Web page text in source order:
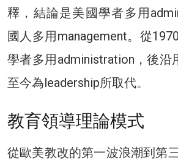
釋，結論是美國學者多用
國人多用management。從
學者多用administration，後沿
至今為leadership所取代。
教育領導理論模式
從歐美教改的第一波浪潮到第